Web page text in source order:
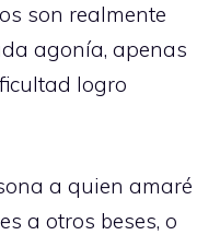
son realmente
agonía, apenas
logro
a quien amaré
a otros beses, o